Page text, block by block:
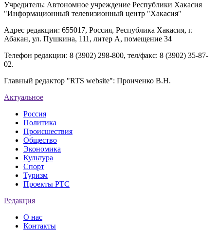
Учредитель: Автономное учреждение Республики Хакасия
"Информационный телевизионный центр "Хакасия"
Адрес редакции: 655017, Россия, Республика Хакасия, г.
Абакан, ул. Пушкина, 111, литер А, помещение 34
Телефон редакции: 8 (3902) 298-800, тел/факс: 8 (3902) 35-87-
02.
Главный редактор "RTS website": Пронченко В.Н.
Актуальное
Россия
Политика
Происшествия
Общество
Экономика
Культура
Спорт
Туризм
Проекты РТС
Редакция
О нас
Контакты